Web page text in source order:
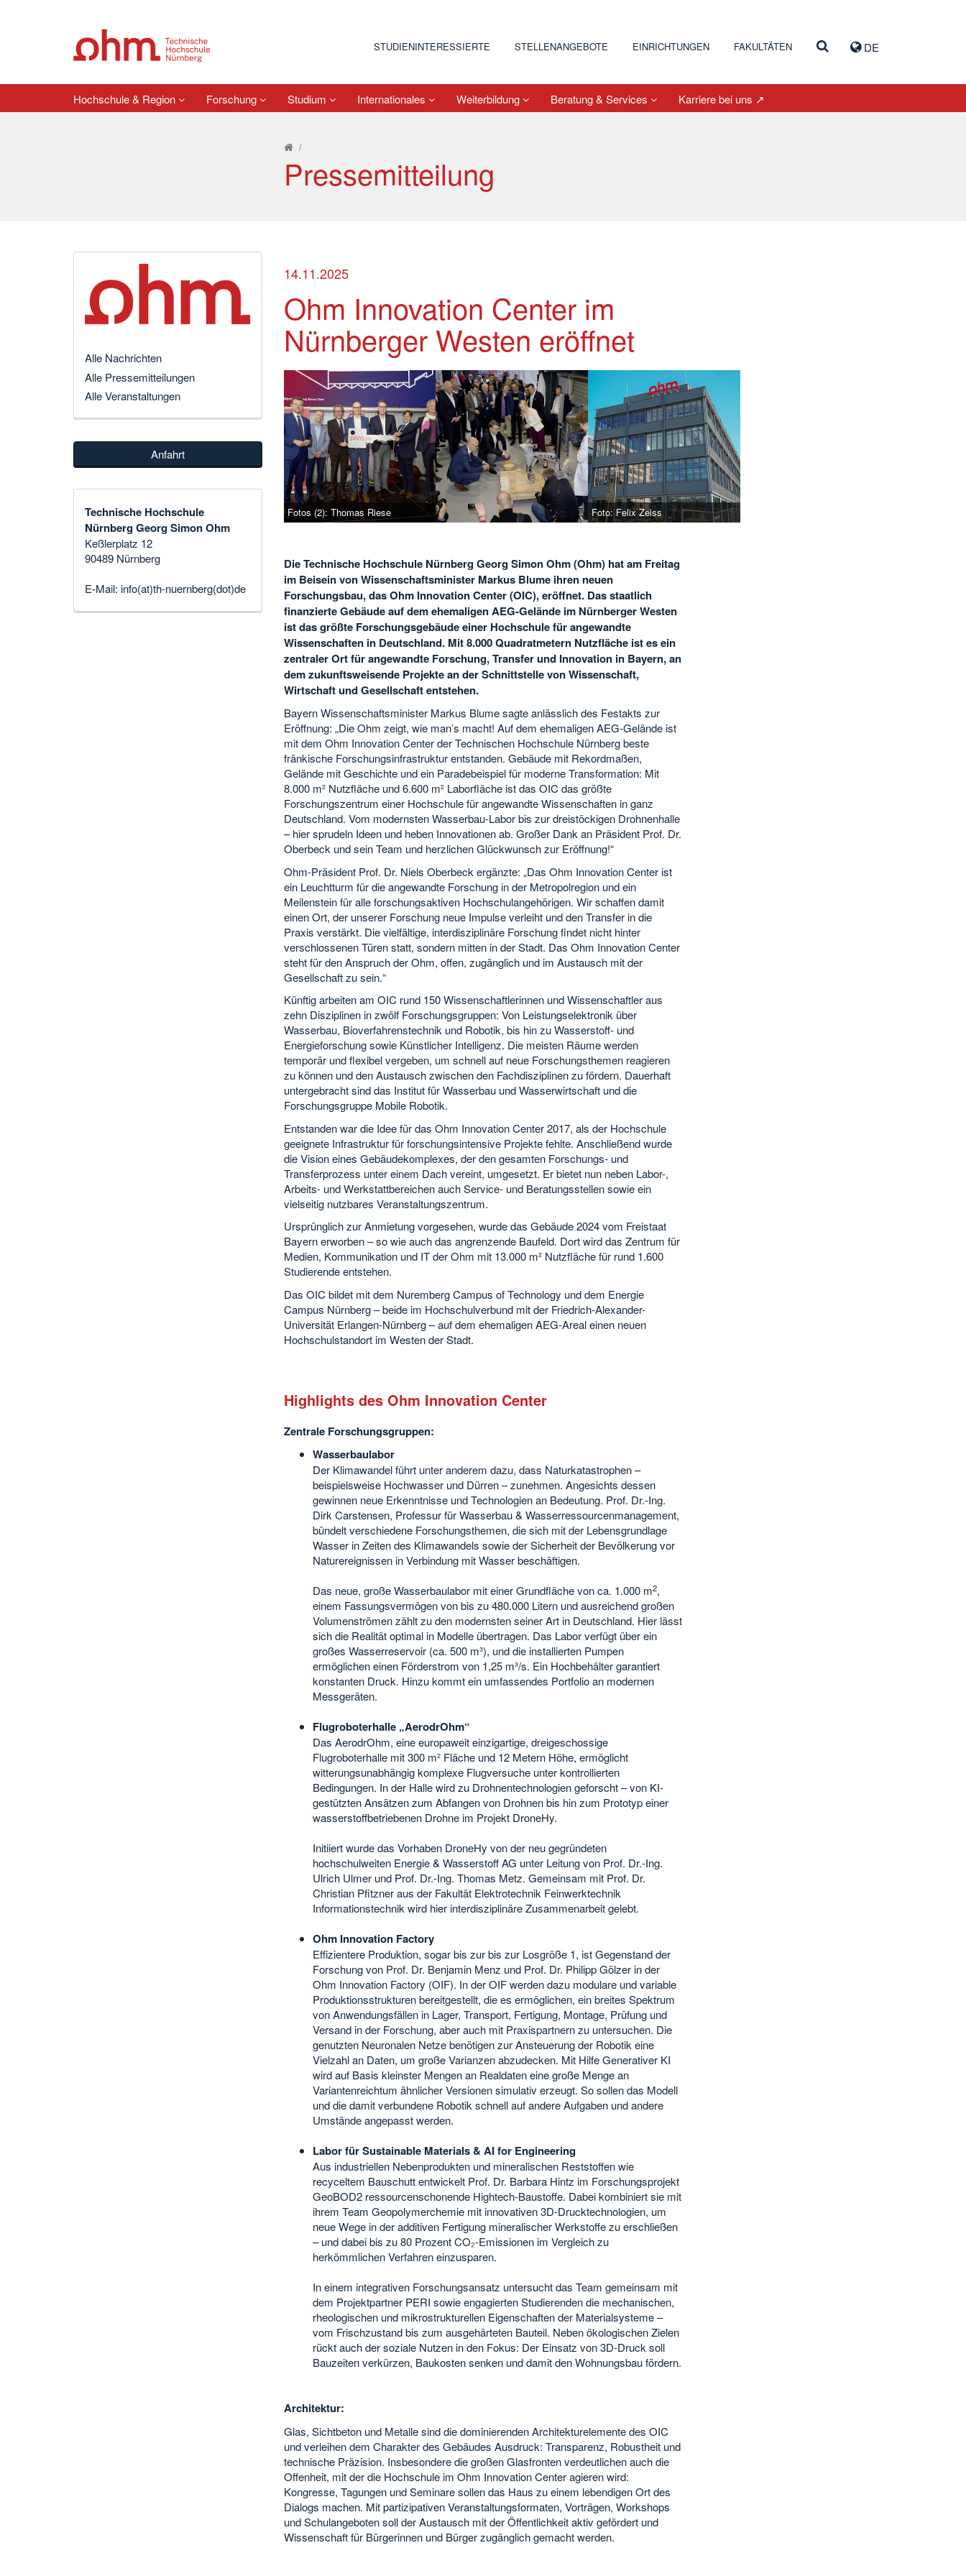
DE
STUDIENINTERESSIERTE STELLENANGEBOTE EINRICHTUNGEN FAKULTÄTEN
Hochschule & Region Forschung Studium Internationales Weiterbildung Beratung & Services Karriere bei uns ↗
/
Pressemitteilung
14.11.2025
Ohm Innovation Center im
Nürnberger Westen eröffnet
Fotos (2): Thomas Riese Foto: Felix Zeiss
Die Technische Hochschule Nürnberg Georg Simon Ohm (Ohm) hat am Freitag
im Beisein von Wissenschaftsminister Markus Blume ihren neuen
Forschungsbau, das Ohm Innovation Center (OIC), eröffnet. Das staatlich
finanzierte Gebäude auf dem ehemaligen AEG-Gelände im Nürnberger Westen
ist das größte Forschungsgebäude einer Hochschule für angewandte
Wissenschaften in Deutschland. Mit 8.000 Quadratmetern Nutzfläche ist es ein
zentraler Ort für angewandte Forschung, Transfer und Innovation in Bayern, an
dem zukunftsweisende Projekte an der Schnittstelle von Wissenschaft,
Wirtschaft und Gesellschaft entstehen.
Bayern Wissenschaftsminister Markus Blume sagte anlässlich des Festakts zur
Eröffnung: „Die Ohm zeigt, wie man’s macht! Auf dem ehemaligen AEG-Gelände ist
mit dem Ohm Innovation Center der Technischen Hochschule Nürnberg beste
fränkische Forschungsinfrastruktur entstanden. Gebäude mit Rekordmaßen,
Gelände mit Geschichte und ein Paradebeispiel für moderne Transformation: Mit
8.000 m² Nutzfläche und 6.600 m² Laborfläche ist das OIC das größte
Forschungszentrum einer Hochschule für angewandte Wissenschaften in ganz
Deutschland. Vom modernsten Wasserbau-Labor bis zur dreistöckigen Drohnenhalle
– hier sprudeln Ideen und heben Innovationen ab. Großer Dank an Präsident Prof. Dr.
Oberbeck und sein Team und herzlichen Glückwunsch zur Eröffnung!“
Ohm-Präsident Prof. Dr. Niels Oberbeck ergänzte: „Das Ohm Innovation Center ist
ein Leuchtturm für die angewandte Forschung in der Metropolregion und ein
Meilenstein für alle forschungsaktiven Hochschulangehörigen. Wir schaffen damit
einen Ort, der unserer Forschung neue Impulse verleiht und den Transfer in die
Praxis verstärkt. Die vielfältige, interdisziplinäre Forschung findet nicht hinter
verschlossenen Türen statt, sondern mitten in der Stadt. Das Ohm Innovation Center
steht für den Anspruch der Ohm, offen, zugänglich und im Austausch mit der
Gesellschaft zu sein.“
Künftig arbeiten am OIC rund 150 Wissenschaftlerinnen und Wissenschaftler aus
zehn Disziplinen in zwölf Forschungsgruppen: Von Leistungselektronik über
Wasserbau, Bioverfahrenstechnik und Robotik, bis hin zu Wasserstoff- und
Energieforschung sowie Künstlicher Intelligenz. Die meisten Räume werden
temporär und flexibel vergeben, um schnell auf neue Forschungsthemen reagieren
zu können und den Austausch zwischen den Fachdisziplinen zu fördern. Dauerhaft
untergebracht sind das Institut für Wasserbau und Wasserwirtschaft und die
Forschungsgruppe Mobile Robotik.
Entstanden war die Idee für das Ohm Innovation Center 2017, als der Hochschule
geeignete Infrastruktur für forschungsintensive Projekte fehlte. Anschließend wurde
die Vision eines Gebäudekomplexes, der den gesamten Forschungs- und
Transferprozess unter einem Dach vereint, umgesetzt. Er bietet nun neben Labor-,
Arbeits- und Werkstattbereichen auch Service- und Beratungsstellen sowie ein
vielseitig nutzbares Veranstaltungszentrum.
Ursprünglich zur Anmietung vorgesehen, wurde das Gebäude 2024 vom Freistaat
Bayern erworben – so wie auch das angrenzende Baufeld. Dort wird das Zentrum für
Medien, Kommunikation und IT der Ohm mit 13.000 m² Nutzfläche für rund 1.600
Studierende entstehen.
Das OIC bildet mit dem Nuremberg Campus of Technology und dem Energie
Campus Nürnberg – beide im Hochschulverbund mit der Friedrich-Alexander-
Universität Erlangen-Nürnberg – auf dem ehemaligen AEG-Areal einen neuen
Hochschulstandort im Westen der Stadt.
Highlights des Ohm Innovation Center
Zentrale Forschungsgruppen:
Wasserbaulabor
Der Klimawandel führt unter anderem dazu, dass Naturkatastrophen –
beispielsweise Hochwasser und Dürren – zunehmen. Angesichts dessen
gewinnen neue Erkenntnisse und Technologien an Bedeutung. Prof. Dr.-Ing.
Dirk Carstensen, Professur für Wasserbau & Wasserressourcenmanagement,
bündelt verschiedene Forschungsthemen, die sich mit der Lebensgrundlage
Wasser in Zeiten des Klimawandels sowie der Sicherheit der Bevölkerung vor
Naturereignissen in Verbindung mit Wasser beschäftigen.
Das neue, große Wasserbaulabor mit einer Grundfläche von ca. 1.000 m2,
einem Fassungsvermögen von bis zu 480.000 Litern und ausreichend großen
Volumenströmen zählt zu den modernsten seiner Art in Deutschland. Hier lässt
sich die Realität optimal in Modelle übertragen. Das Labor verfügt über ein
großes Wasserreservoir (ca. 500 m³), und die installierten Pumpen
ermöglichen einen Förderstrom von 1,25 m³/s. Ein Hochbehälter garantiert
konstanten Druck. Hinzu kommt ein umfassendes Portfolio an modernen
Messgeräten.
Flugroboterhalle „AerodrOhm“
Das AerodrOhm, eine europaweit einzigartige, dreigeschossige
Flugroboterhalle mit 300 m² Fläche und 12 Metern Höhe, ermöglicht
witterungsunabhängig komplexe Flugversuche unter kontrollierten
Bedingungen. In der Halle wird zu Drohnentechnologien geforscht – von KI-
gestützten Ansätzen zum Abfangen von Drohnen bis hin zum Prototyp einer
wasserstoffbetriebenen Drohne im Projekt DroneHy.
Initiiert wurde das Vorhaben DroneHy von der neu gegründeten
hochschulweiten Energie & Wasserstoff AG unter Leitung von Prof. Dr.-Ing.
Ulrich Ulmer und Prof. Dr.-Ing. Thomas Metz. Gemeinsam mit Prof. Dr.
Christian Pfitzner aus der Fakultät Elektrotechnik Feinwerktechnik
Informationstechnik wird hier interdisziplinäre Zusammenarbeit gelebt.
Ohm Innovation Factory
Effizientere Produktion, sogar bis zur bis zur Losgröße 1, ist Gegenstand der
Forschung von Prof. Dr. Benjamin Menz und Prof. Dr. Philipp Gölzer in der
Ohm Innovation Factory (OIF). In der OIF werden dazu modulare und variable
Produktionsstrukturen bereitgestellt, die es ermöglichen, ein breites Spektrum
von Anwendungsfällen in Lager, Transport, Fertigung, Montage, Prüfung und
Versand in der Forschung, aber auch mit Praxispartnern zu untersuchen. Die
genutzten Neuronalen Netze benötigen zur Ansteuerung der Robotik eine
Vielzahl an Daten, um große Varianzen abzudecken. Mit Hilfe Generativer KI
wird auf Basis kleinster Mengen an Realdaten eine große Menge an
Variantenreichtum ähnlicher Versionen simulativ erzeugt. So sollen das Modell
und die damit verbundene Robotik schnell auf andere Aufgaben und andere
Umstände angepasst werden.
Labor für Sustainable Materials & AI for Engineering
Aus industriellen Nebenprodukten und mineralischen Reststoffen wie
recyceltem Bauschutt entwickelt Prof. Dr. Barbara Hintz im Forschungsprojekt
GeoBOD2 ressourcenschonende Hightech-Baustoffe. Dabei kombiniert sie mit
ihrem Team Geopolymerchemie mit innovativen 3D-Drucktechnologien, um
neue Wege in der additiven Fertigung mineralischer Werkstoffe zu erschließen
– und dabei bis zu 80 Prozent CO₂-Emissionen im Vergleich zu
herkömmlichen Verfahren einzusparen.
In einem integrativen Forschungsansatz untersucht das Team gemeinsam mit
dem Projektpartner PERI sowie engagierten Studierenden die mechanischen,
rheologischen und mikrostrukturellen Eigenschaften der Materialsysteme –
vom Frischzustand bis zum ausgehärteten Bauteil. Neben ökologischen Zielen
rückt auch der soziale Nutzen in den Fokus: Der Einsatz von 3D-Druck soll
Bauzeiten verkürzen, Baukosten senken und damit den Wohnungsbau fördern.
Architektur:
Glas, Sichtbeton und Metalle sind die dominierenden Architekturelemente des OIC
und verleihen dem Charakter des Gebäudes Ausdruck: Transparenz, Robustheit und
technische Präzision. Insbesondere die großen Glasfronten verdeutlichen auch die
Offenheit, mit der die Hochschule im Ohm Innovation Center agieren wird:
Kongresse, Tagungen und Seminare sollen das Haus zu einem lebendigen Ort des
Dialogs machen. Mit partizipativen Veranstaltungsformaten, Vorträgen, Workshops
und Schulangeboten soll der Austausch mit der Öffentlichkeit aktiv gefördert und
Wissenschaft für Bürgerinnen und Bürger zugänglich gemacht werden.
Alle Nachrichten
Alle Pressemitteilungen
Alle Veranstaltungen
Anfahrt
Technische Hochschule
Nürnberg Georg Simon Ohm
Keßlerplatz 12
90489 Nürnberg
E-Mail: info(at)th-nuernberg(dot)de